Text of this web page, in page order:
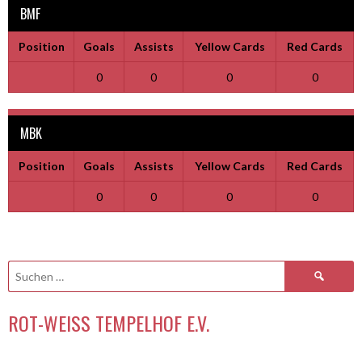
BMF
Position Goals Assists Yellow Cards Red Cards
0 0 0 0
MBK
Position Goals Assists Yellow Cards Red Cards
0 0 0 0
Suchen
ROT-WEISS TEMPELHOF E.V.